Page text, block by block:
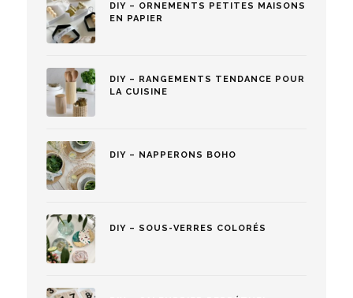
DIY – ORNEMENTS PETITES MAISONS
EN PAPIER
DIY – RANGEMENTS TENDANCE POUR
LA CUISINE
DIY – NAPPERONS BOHO
DIY – SOUS-VERRES COLORÉS